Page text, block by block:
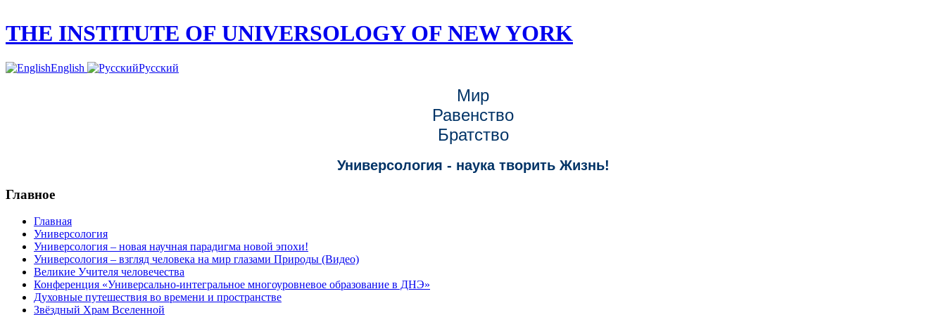
THE INSTITUTE OF UNIVERSOLOGY OF NEW YORK
English Русский
Мир
Равенство
Братство
Универсология - наука творить Жизнь!
Главное
Главная
Универсология
Универсология – новая научная парадигма новой эпохи!
Универсология – взгляд человека на мир глазами Природы (Видео)
Великие Учителя человечества
Конференция «Универсально-интегральное многоуровневое образование в ДНЭ»
Духовные путешествия во времени и пространстве
Звёздный Храм Вселенной